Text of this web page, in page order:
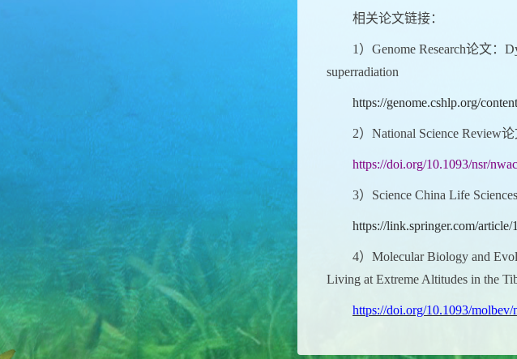
相关论文链接：
1 ）Genome Research论文：
superradiation
https://genome.cshlp.org/
2）National Science Review
https://doi.org/10.1093/nsr/
3）Science China Life
https://link.springer.com/
4） Molecular Biology and
Living at Extreme Altitudes in the
https://doi.org/10.1093/molbev/